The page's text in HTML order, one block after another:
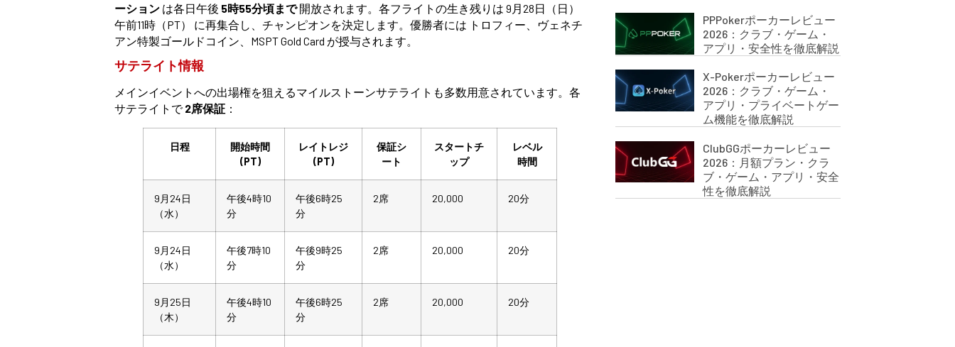
ーション は各日午後 5時55分頃まで開放されます。各フライトの生き残りは 9月28日（日）
午前11時（PT） に再集合し、チャンピオンを決定します。優勝者には トロフィー、ヴェネチ
アン特製ゴールドコイン、MSPT Gold Card が授与されます。
サテライト情報
メインイベントへの出場権を狙えるマイルストーンサテライトも多数用意されています。各
サテライトで2席保証 ：
日程
開始時間
(PT)
レイトレジ
(PT)
保証シ
ート
スタートチ
ップ
レベル
時間
9月24日
（水）
午後4時10
分
午後6時25
分
2席 20,000 20分
9月24日
（水）
午後7時10
分
午後9時25
分
2席 20,000 20分
9月25日
（木）
午後4時10
分
午後6時25
分
2席 20,000 20分
PPPokerポーカーレビュー
2026：クラブ・ゲーム・
アプリ・安全性を徹底解説
X-Pokerポーカーレビュー
2026：クラブ・ゲーム・
アプリ・プライベートゲー
ム機能を徹底解説
ClubGGポーカーレビュー
2026：月額プラン・クラ
ブ・ゲーム・アプリ・安全
性を徹底解説